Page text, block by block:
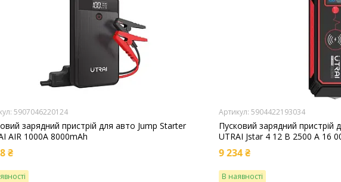
5907046220124
зарядний пристрій для авто Jump Starter
AIR 1000A 8000mAh
₴
5904422193034
Пусковий зарядний пристрій
UTRAI Jstar 4 12 В 2500 А 16
9 234 ₴
В наявності